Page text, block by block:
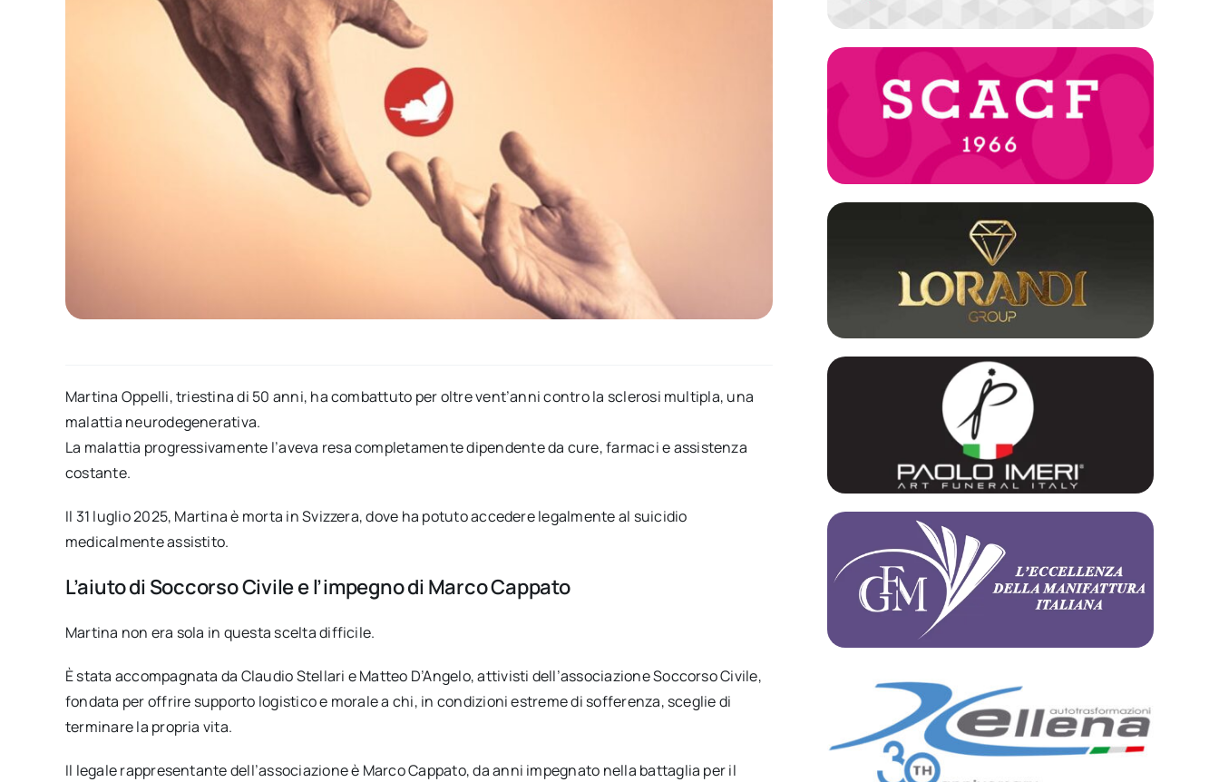
Martina Oppelli, triestina di 50 anni, ha combattuto per oltre vent’anni contro la sclerosi multipla, una
malattia neurodegenerativa.
La malattia progressivamente l’aveva resa completamente dipendente da cure, farmaci e assistenza
costante.
Il 31 luglio 2025, Martina è morta in Svizzera, dove ha potuto accedere legalmente al suicidio
medicalmente assistito.
L’aiuto di Soccorso Civile e l’impegno di Marco Cappato
Martina non era sola in questa scelta difficile.
È stata accompagnata da Claudio Stellari e Matteo D’Angelo, attivisti dell’associazione Soccorso Civile,
fondata per offrire supporto logistico e morale a chi, in condizioni estreme di sofferenza, sceglie di
terminare la propria vita.
Il legale rappresentante dell’associazione è Marco Cappato, da anni impegnato nella battaglia per il